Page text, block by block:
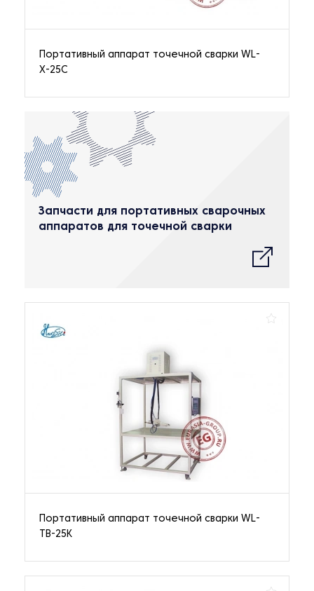
Портативный аппарат точечной сварки WL-
X-25C
Запчасти для портативных сварочных
аппаратов для точечной сварки
Портативный аппарат точечной сварки WL-
TB-25K